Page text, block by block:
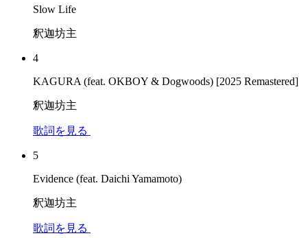
Slow Life
釈迦坊主
4
KAGURA (feat. OKBOY & Dogwoods) [2025 Remastered]
釈迦坊主
歌詞を見る
5
Evidence (feat. Daichi Yamamoto)
釈迦坊主
歌詞を見る